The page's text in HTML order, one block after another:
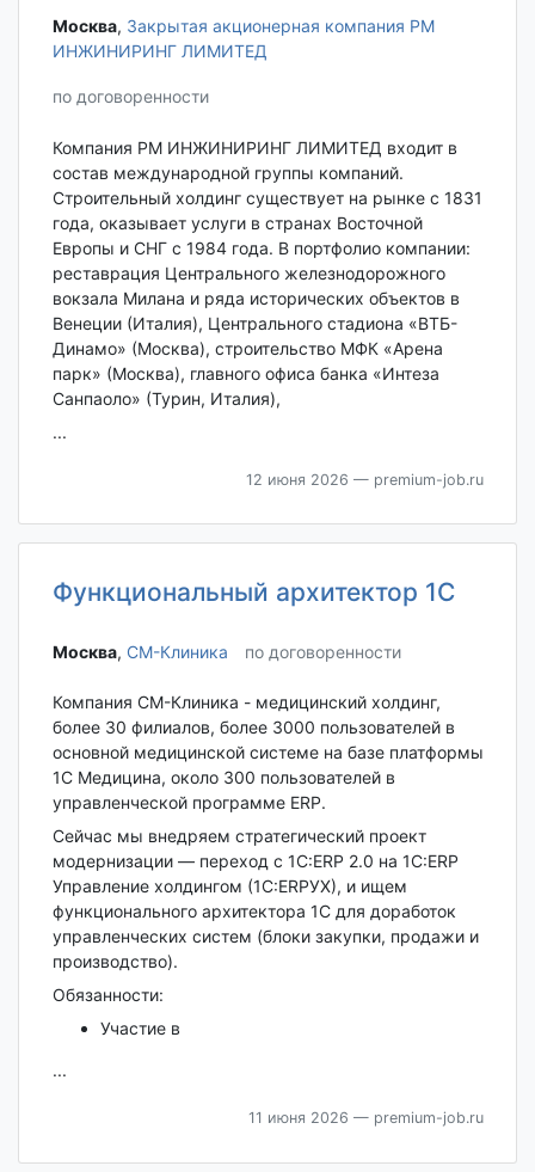
Москва‎, Закрытая акционерная компания РМ
ИНЖИНИРИНГ ЛИМИТЕД
по договоренности
Компания РМ ИНЖИНИРИНГ ЛИМИТЕД входит в
состав международной группы компаний.
Строительный холдинг существует на рынке с 1831
года, оказывает услуги в странах Восточной
Европы и СНГ с 1984 года. В портфолио компании:
реставрация Центрального железнодорожного
вокзала Милана и ряда исторических объектов в
Венеции (Италия), Центрального стадиона «ВТБ-
Динамо» (Москва), строительство МФК «Арена
парк» (Москва), главного офиса банка «Интеза
Санпаоло» (Турин, Италия),
...
12 июня 2026 — premium-job.ru
Функциональный архитектор 1С
Москва‎, СМ-Клиника по договоренности
Компания СМ-Клиника - медицинский холдинг,
более 30 филиалов, более 3000 пользователей в
основной медицинской системе на базе платформы
1С Медицина, около 300 пользователей в
управленческой программе ERP.
Сейчас мы внедряем стратегический проект
модернизации — переход с 1С:ERP 2.0 на 1С:ERP
Управление холдингом (1C:ERPУХ), и ищем
функционального архитектора 1С для доработок
управленческих систем (блоки закупки, продажи и
производство).
Обязанности:
Участие в
...
11 июня 2026 — premium-job.ru